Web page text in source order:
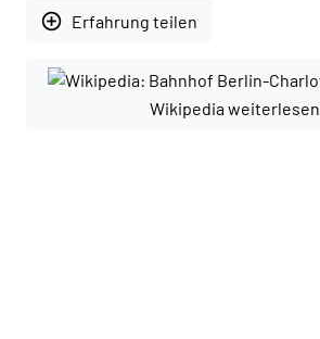
add_circle_outline Erfahrung teilen
Wikipedia weiterlesen